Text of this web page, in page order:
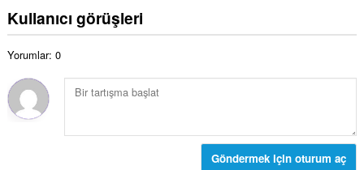
s
ı
y
s
ı
s
l
o
y
y
Kullanıcı görüşleri
Yorumlar: 0
Göndermek için oturum aç